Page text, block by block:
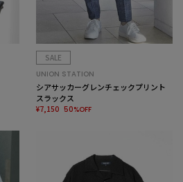
SALE
UNION STATION
シアサッカーグレンチェックプリント
スラックス
¥7,150 50%OFF